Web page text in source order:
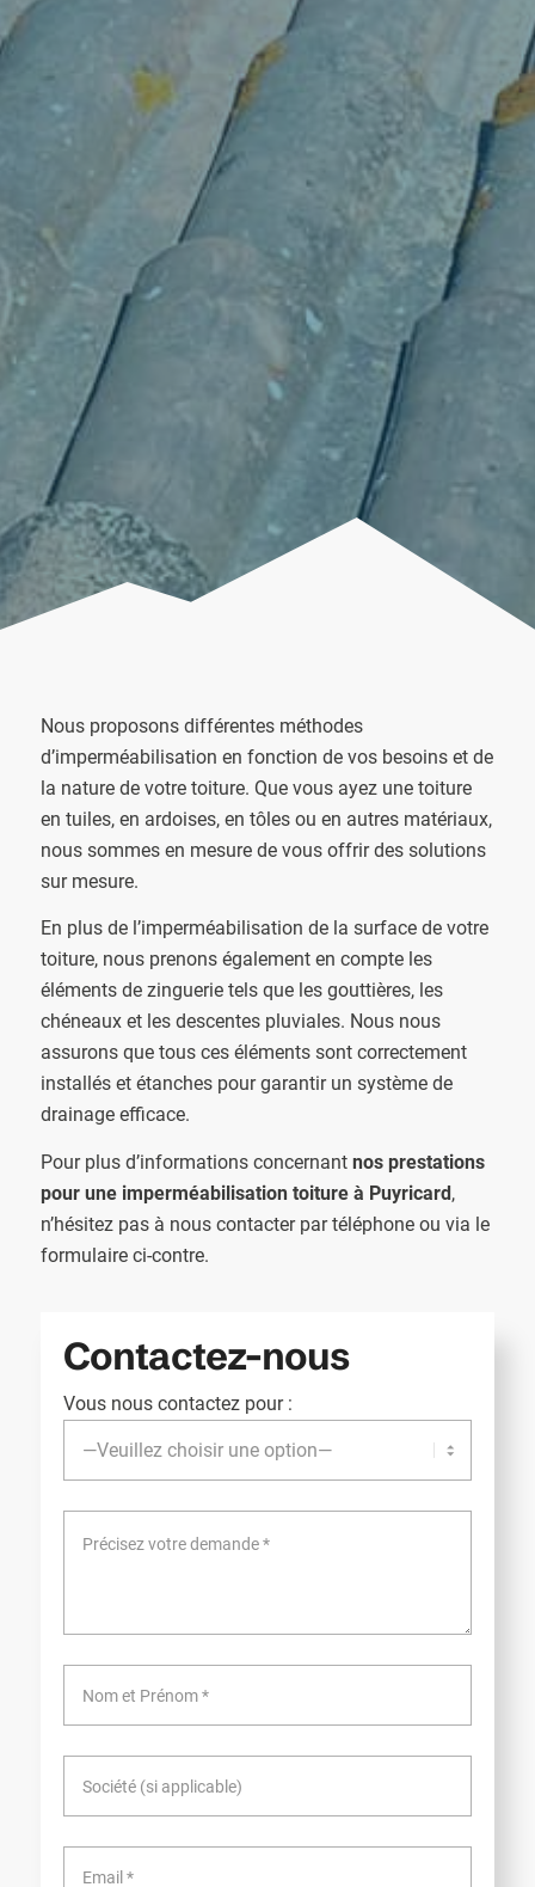
Nous proposons différentes méthodes
d’imperméabilisation en fonction de vos besoins et de
la nature de votre toiture. Que vous ayez une toiture
en tuiles, en ardoises, en tôles ou en autres matériaux,
nous sommes en mesure de vous offrir des solutions
sur mesure.
En plus de l’imperméabilisation de la surface de votre
toiture, nous prenons également en compte les
éléments de zinguerie tels que les gouttières, les
chéneaux et les descentes pluviales. Nous nous
assurons que tous ces éléments sont correctement
installés et étanches pour garantir un système de
drainage efficace.
Pour plus d’informations concernant nos prestations
pour une imperméabilisation toiture à Puyricard,
n’hésitez pas à nous contacter par téléphone ou via le
formulaire ci-contre.
Contactez-nous
Vous nous contactez pour :